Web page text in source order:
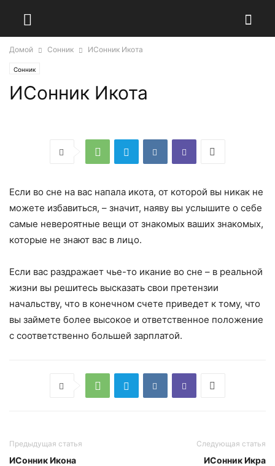
Домой Сонник ИСонник Икота
Сонник
ИСонник Икота
Если во сне на вас напала икота, от которой вы никак не
можете избавиться, – значит, наяву вы услышите о себе
самые невероятные вещи от знакомых ваших знакомых,
которые не знают вас в лицо.
Если вас раздражает чье-то икание во сне – в реальной
жизни вы решитесь высказать свои претензии
начальству, что в конечном счете приведет к тому, что
вы займете более высокое и ответственное положение
с соответственно большей зарплатой.
Предыдущая статья
ИСонник Икона
Следующая статья
ИСонник Икра